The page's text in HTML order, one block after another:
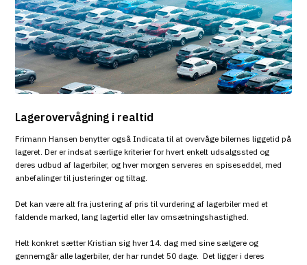
Lagerovervågning i realtid
Frimann Hansen benytter også Indicata til at overvåge bilernes liggetid på
lageret. Der er indsat særlige kriterier for hvert enkelt udsalgssted og
deres udbud af lagerbiler, og hver morgen serveres en spiseseddel, med
anbefalinger til justeringer og tiltag.
Det kan være alt fra justering af pris til vurdering af lagerbiler med et
faldende marked, lang lagertid eller lav omsætningshastighed.
Helt konkret sætter Kristian sig hver 14. dag med sine sælgere og
gennemgår alle lagerbiler, der har rundet 50 dage. Det ligger i deres